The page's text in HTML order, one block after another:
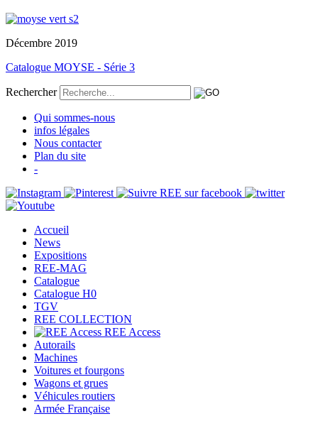
Décembre 2019
Catalogue MOYSE - Série 3
Rechercher
Qui sommes-nous
infos légales
Nous contacter
Plan du site
-
Accueil
News
Expositions
REE-MAG
Catalogue
Catalogue H0
TGV
REE COLLECTION
REE Access
Autorails
Machines
Voitures et fourgons
Wagons et grues
Véhicules routiers
Armée Française